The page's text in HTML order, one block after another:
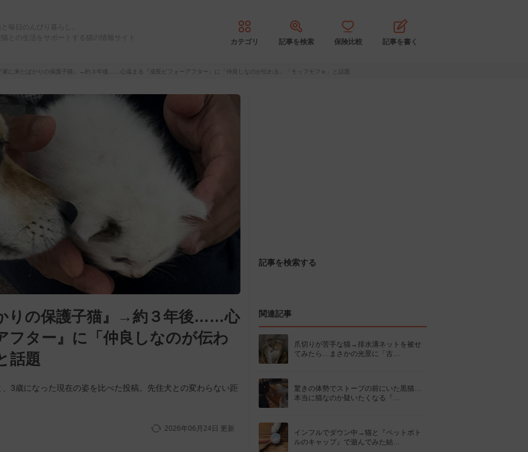
毎日のんびり暮らし。
との生活をサポートする猫の情報サイト
カテゴリ 記事を検索 保険比較 記事を書く
家に来たばかりの保護子猫』→約３年後……心温まる『成長ビフォーアフター』に「仲良しなのが伝わる」「モッフモフｗ」と話題
りの保護子猫』→約３年後……心
フター』に「仲良しなのが伝わ
話題
3歳になった現在の姿を比べた投稿。先住犬との変わらない距
2026年06月24日 更新
記事を検索する
関連記事
爪切りが苦手な猫→排水溝ネットを被せ
てみたら…まさかの光景に「古…
驚きの体勢でストーブの前にいた黒猫…
本当に猫なのか疑いたくなる『…
インフルでダウン中→猫と『ペットボト
ルのキャップ』で遊んでみた結…